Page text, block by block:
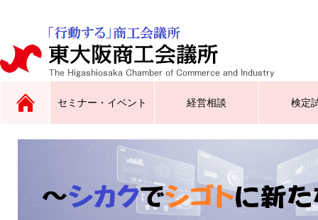
セミナー・イベント 経営相談 検定
原産地証明、インボイス証明、
広告チラシ同封サービスなど
トップス東大阪／東大阪ラグビ
合同企業説明会、就職フェスタ